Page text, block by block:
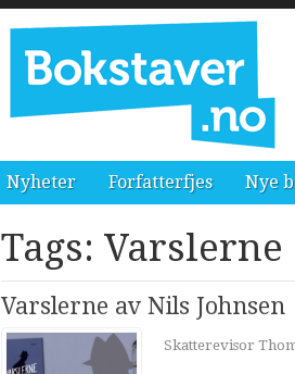
Nyheter Forfatterfjes Nye
Tags: Varslerne
Varslerne av Nils Johnsen
Skatterevisor